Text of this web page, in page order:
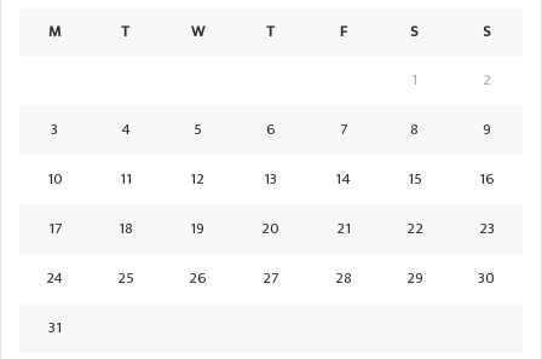
M T W T F S
S
1
2
3
4 5 6 7 8
9
10
11 12 13 14 15
16
17
18 19 20 21 22
23
24
25 26 27 28 29
30
31